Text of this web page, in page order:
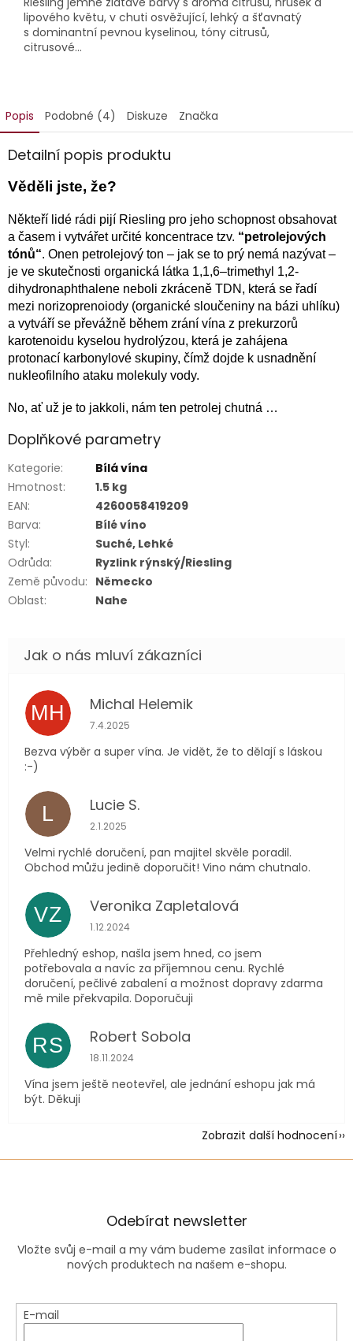
lipového květu, v chuti osvěžující, lehký a šťavnatý
s dominantní pevnou kyselinou, tóny citrusů,
citrusové...
Popis Podobné (4) Diskuze Značka
Detailní popis produktu
Věděli jste, že?
Někteří lidé rádi pijí Riesling pro jeho schopnost obsahovat
a časem i vytvářet určité koncentrace tzv. “petrolejových
tónů“. Onen petrolejový ton – jak se to prý nemá nazývat –
je ve skutečnosti organická látka 1,1,6–trimethyl 1,2-
dihydronaphthalene neboli zkráceně TDN, která se řadí
mezi norizoprenoiody (organické sloučeniny na bázi uhlíku)
a vytváří se převážně během zrání vína z prekurzorů
karotenoidu kyselou hydrolýzou, která je zahájena
protonací karbonylové skupiny, čímž dojde k usnadnění
nukleofilního ataku molekuly vody.
No, ať už je to jakkoli, nám ten petrolej chutná …
Doplňkové parametry
Kategorie:
Bílá vína
Hmotnost:
1.5 kg
EAN:
4260058419209
Barva:
Bílé víno
Styl:
Suché, Lehké
Odrůda:
Ryzlink rýnský/Riesling
Země původu: Německo
Oblast: Nahe
MH Michal Helemik
Hodnocení obchodu je 5 z 5 hvězdiček.
7.4.2025
Bezva výběr a super vína. Je vidět, že to dělají s láskou
:-)
L Lucie S.
Hodnocení obchodu je 5 z 5 hvězdiček.
2.1.2025
Velmi rychlé doručení, pan majitel skvěle poradil.
Obchod můžu jedině doporučit! Vino nám chutnalo.
VZ Veronika Zapletalová
Hodnocení obchodu je 5 z 5 hvězdiček.
1.12.2024
Přehledný eshop, našla jsem hned, co jsem
potřebovala a navíc za příjemnou cenu. Rychlé
doručení, pečlivé zabalení a možnost dopravy zdarma
mě mile překvapila. Doporučuji
RS Robert Sobola
Hodnocení obchodu je 5 z 5 hvězdiček.
18.11.2024
Vína jsem ještě neotevřel, ale jednání eshopu jak má
být. Děkuji
Zobrazit další hodnocení
Odebírat newsletter
Vložte svůj e-mail a my vám budeme zasílat informace o
nových produktech na našem e-shopu.
E-mail